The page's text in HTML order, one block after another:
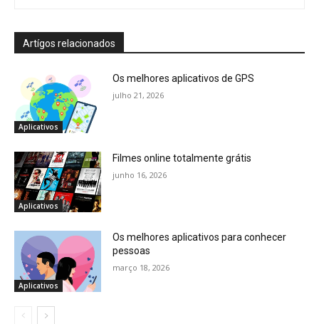
Artígos relacionados
Aplicativos
Os melhores aplicativos de GPS
julho 21, 2026
Aplicativos
Filmes online totalmente grátis
junho 16, 2026
Aplicativos
Os melhores aplicativos para conhecer
pessoas
março 18, 2026